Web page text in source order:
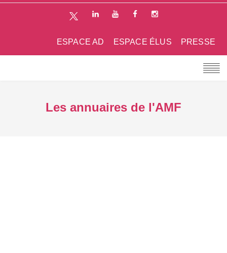
PRESSE
ESPACE ÉLUS
ESPACE AD
Les annuaires de l'AMF